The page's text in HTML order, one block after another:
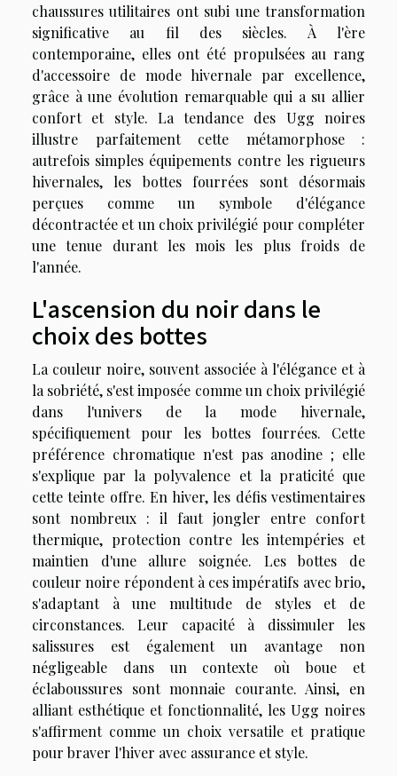
chaussures utilitaires ont subi une transformation
significative au fil des siècles. À l'ère
contemporaine, elles ont été propulsées au rang
d'accessoire de mode hivernale par excellence,
grâce à une évolution remarquable qui a su allier
confort et style. La tendance des Ugg noires
illustre parfaitement cette métamorphose :
autrefois simples équipements contre les rigueurs
hivernales, les bottes fourrées sont désormais
perçues comme un symbole d'élégance
décontractée et un choix privilégié pour compléter
une tenue durant les mois les plus froids de
l'année.
L'ascension du noir dans le
choix des bottes
La couleur noire, souvent associée à l'élégance et à
la sobriété, s'est imposée comme un choix privilégié
dans l'univers de la mode hivernale,
spécifiquement pour les bottes fourrées. Cette
préférence chromatique n'est pas anodine ; elle
s'explique par la polyvalence et la praticité que
cette teinte offre. En hiver, les défis vestimentaires
sont nombreux : il faut jongler entre confort
thermique, protection contre les intempéries et
maintien d'une allure soignée. Les bottes de
couleur noire répondent à ces impératifs avec brio,
s'adaptant à une multitude de styles et de
circonstances. Leur capacité à dissimuler les
salissures est également un avantage non
négligeable dans un contexte où boue et
éclaboussures sont monnaie courante. Ainsi, en
alliant esthétique et fonctionnalité, les Ugg noires
s'affirment comme un choix versatile et pratique
pour braver l'hiver avec assurance et style.